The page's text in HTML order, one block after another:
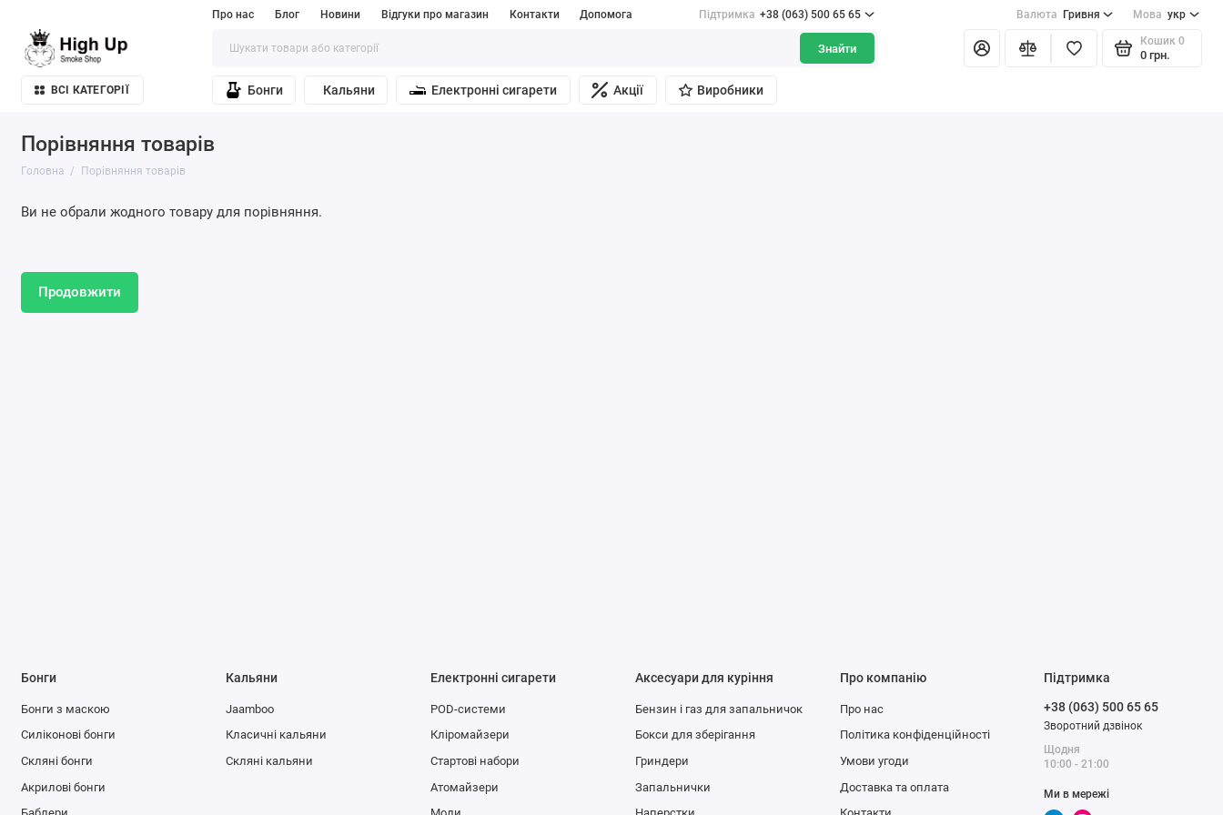
Про нас Блог Новини Відгуки про магазин Контакти Допомога Підтримка +38 (063) 500 65 65 Валюта Гривня Мова укр
Знайти
Кошик 0
0 грн.
ВСІ КАТЕГОРІЇ Бонги Кальяни Електронні сигарети Акції Виробники
Порівняння товарів
Головна Порівняння товарів
Ви не обрали жодного товару для порівняння.
Продовжити
Бонги
Бонги з маскою
Силіконові бонги
Скляні бонги
Акрилові бонги
Кальяни
Jaamboo
Класичні кальяни
Скляні кальяни
Електронні сигарети
POD-системи
Кліромайзери
Стартові набори
Атомайзери
Аксесуари для куріння
Бензин і газ для запальничок
Бокси для зберігання
Гриндери
Запальнички
Про компанію
Про нас
Політика конфіденційності
Умови угоди
Доставка та оплата
Підтримка
+38 (063) 500 65 65
Зворотний дзвінок
Щодня
10:00 - 21:00
Ми в мережі